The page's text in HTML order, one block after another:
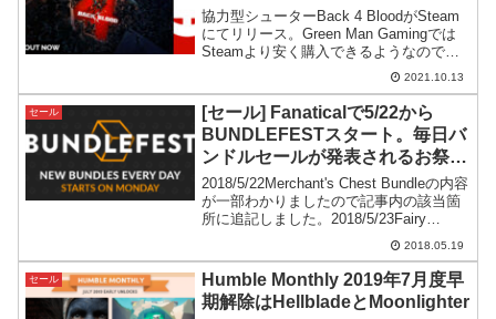
協力型シューターBack 4 BloodがSteam
にてリリース。Green Man Gamingでは
Steamより安く購入できるようなので紹
介してみます。(少し注意点ありです)2021.10.13
セール
[セール] Fanaticalで5/22から
BUNDLEFESTスタート。毎日バ
ンドルセールが発表されるお祭
り。[追記]
2018/5/22Merchant's Chest Bundleの内容
が一部わかりましたので記事内の該当箇
所に追記しました。2018/5/23Fairy
Fencer F Bundleが案の定おま国でした( -
2018.05.19
セール
Humble Monthly 2019年7月度早
期解除はHellbladeとMoonlighter